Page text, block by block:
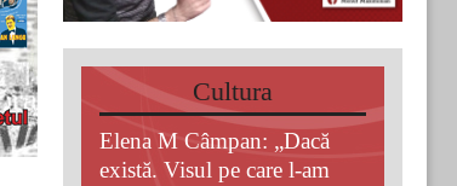
Cultura
Elena M Câmpan: „Dacă
există. Visul pe care l-am